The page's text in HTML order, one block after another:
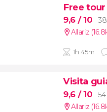
Free
9,6 / 10
Allariz
1h 45m
Visita
9,6 / 10
Allariz